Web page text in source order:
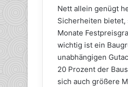
Nett allein genügt
Sicherheiten bietet,
Monate
wichtig ist ein
unabhängigen
20 Prozent der
sich auch größere